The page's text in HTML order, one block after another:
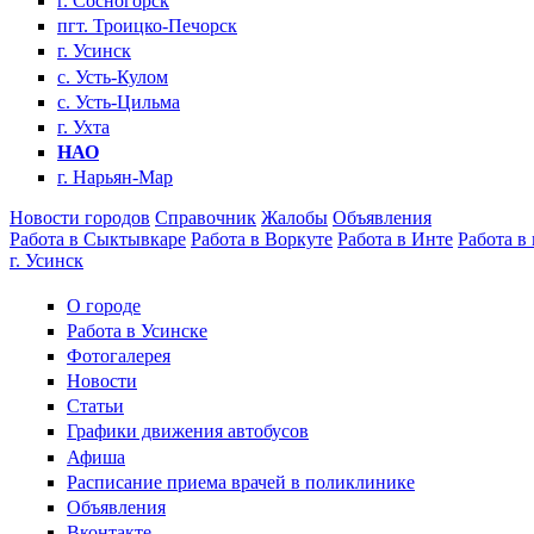
пгт. Троицко-Печорск
г. Усинск
с. Усть-Кулом
с. Усть-Цильма
г. Ухта
НАО
г. Нарьян-Мар
Новости городов Справочник Жалобы Объявления
Работа в Сыктывкаре Работа в Воркуте Работа в Инте Работа в
г. Усинск
О городе
Работа в Усинске
Фотогалерея
Новости
Статьи
Графики движения автобусов
Афиша
Расписание приема врачей в поликлинике
Объявления